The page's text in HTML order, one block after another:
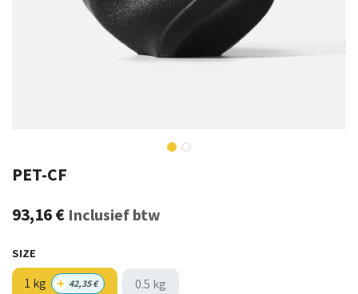
PET-CF
93,16€ Inclusief btw
SIZE
1 kg + 42,35€ 0.5 kg